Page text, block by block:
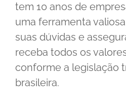
tem 10 anos de
uma ferramenta
suas dúvidas e
receba todos os
conforme a legislação
brasileira.